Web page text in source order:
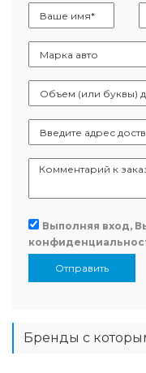
Выполняя вход,
Отправить
Бренды с